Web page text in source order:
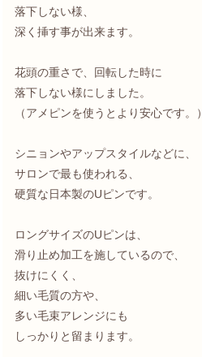
落下しない様、
深く挿す事が出来ます。
花頭の重さで、回転した時に
落下しない様にしました。
（アメピンを使うとより安心です。）
シニョンやアップスタイルなどに、
サロンで最も使われる、
硬質な日本製のUピンです。
ロングサイズのUピンは、
滑り止め加工を施しているので、
抜けにくく、
細い毛質の方や、
多い毛束アレンジにも
しっかりと留まります。